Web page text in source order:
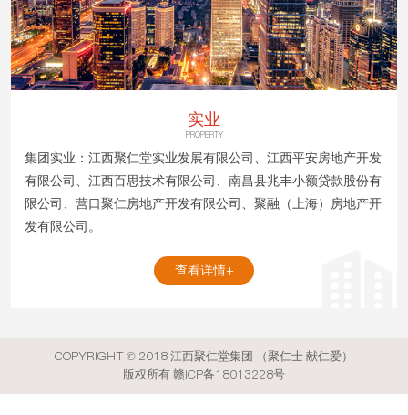
实业
PROPERTY
集团实业：江西聚仁堂实业发展有限公司、江西平安房地产开发
有限公司、江西百思技术有限公司、南昌县兆丰小额贷款股份有
限公司、营口聚仁房地产开发有限公司、聚融（上海）房地产开
发有限公司。
查看详情+
COPYRIGHT © 2018 江西聚仁堂集团 （聚仁士 献仁爱）
版权所有 赣ICP备18013228号